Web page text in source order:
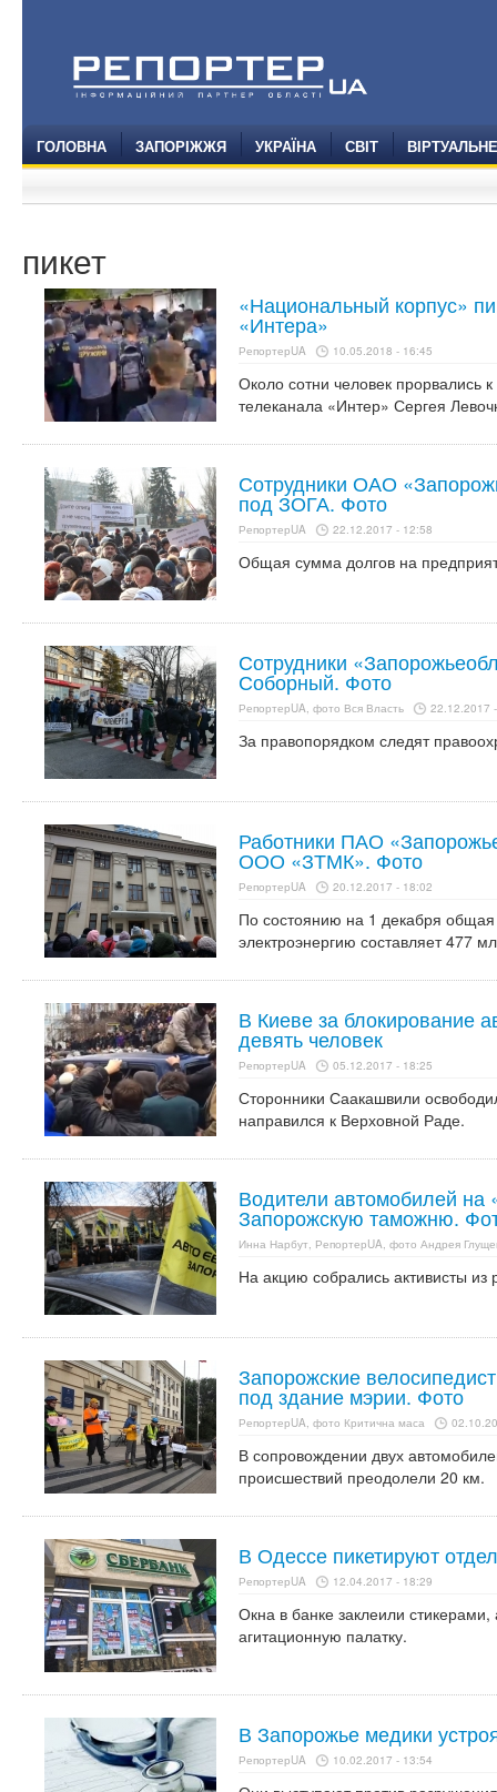
ГОЛОВНА ЗАПОРІЖЖЯ УКРАЇНА СВІТ
пикет
«Национальный корпус»
«Интера»
РепортерUA 10.05.2018 - 16:45
Около сотни человек прорвались
телеканала «Интер» Сергея
Сотрудники ОАО
под ЗОГА. Фото
РепортерUA 22.12.2017 - 12:58
Общая сумма долгов на
Сотрудники
Соборный. Фото
РепортерUA, фото Вся Власть 22.12.2017
За правопорядком следят
Работники ПАО
ООО «ЗТМК». Фото
РепортерUA 20.12.2017 - 18:02
По состоянию на 1 декабря
электроэнергию составляет 477
В Киеве за блокирование
девять человек
РепортерUA 05.12.2017 - 18:25
Сторонники Саакашвили
направился к Верховной Раде.
Водители автомобилей на
Запорожскую таможню.
Инна Нарбут, РепортерUA, фото Андрея
На акцию собрались активисты из
Запорожские
под здание мэрии. Фото
РепортерUA, фото Критична маса
В сопровождении двух
происшествий преодолели 20 км.
В Одессе пикетируют
РепортерUA 12.04.2017 - 18:29
Окна в банке заклеили стикерами,
агитационную палатку.
В Запорожье медики
РепортерUA 10.02.2017 - 13:54